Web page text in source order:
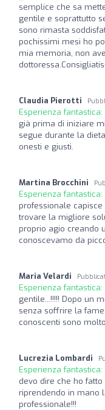
semplice che sa
gentile e soprattutto
sono rimasta
pochissimi mesi ho
mia memoria, non
Claudia Pierotti
Esperienza fantastica:
già prima di iniziare
segue durante la
onesti e giusti.
Martina Brocchini
Esperienza fantastica:
professionale
trovare la migliore
proprio agio creando
conoscevamo da
Maria Velardi
Esperienza fantastica:
gentile...!!!!! Dopo un
senza soffrire la
conoscenti sono
Lucrezia Lombardi
Esperienza fantastica:
devo dire che ho fatto
riprendendo in mano
professionale!!!